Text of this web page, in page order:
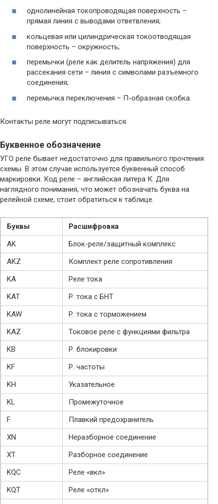
однолинейная токопроводящая поверхность –
прямая линия с выводами ответвления;
кольцевая или цилиндрическая токоотводящая
поверхность – окружность;
перемычки (реле как делитель напряжения) для
рассекания сети – линия с символами разъемного
соединения;
перемычка переключения – П-образная скобка.
Контакты реле могут подписываться.
Буквенное обозначение
УГО реле бывает недостаточно для правильного прочтения
схемы. В этом случае используется буквенный способ
маркировки. Код реле – английская литера К. Для
наглядного понимания, что может обозначать буква на
релейной схеме, стоит обратиться к таблице.
Буквы
Расшифровка
AK
Блок-реле/защитный комплекс
AKZ
Комплект реле сопротивления
KA
Реле тока
KAT
Р. тока с БНТ
KAW
Р. тока с торможением
KAZ
Токовое реле с функциями фильтра
KB
Р. блокировки
KF
Р. частоты
KH
Указательное
KL
Промежуточное
F
Плавкий предохранитель
XN
Неразборное соединение
XT
Разборное соединение
KQC
Реле «вкл»
KQT
Реле «откл»